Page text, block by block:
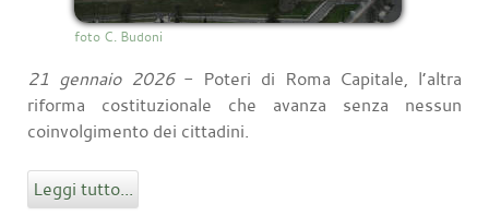
foto C. Budoni
21 gennaio 2026- Poteri di Roma Capitale, l’altra
riforma costituzionale che avanza senza nessun
coinvolgimento dei cittadini.
Leggi tutto...